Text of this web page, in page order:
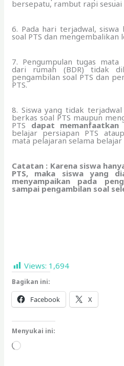
bersepatu, rambut rapi
6. Pada hari terjadwal, siswa
soal PTS dan mengembalikan
7. Pengumpulan tugas
dari rumah (BDR) tidak
pengambilan soal PTS dan
PTS.
8. Siswa yang tidak
berkas soal PTS maupun
PTS dapat
belajar persiapan PTS
mata pelajaran selama belajar
Catatan : Karena siswa
PTS, maka siswa yang
menyampaikan pada
sampai pengambilan soal
Views: 1,694
Bagikan ini:
Facebook X
Menyukai ini:
Memuat...